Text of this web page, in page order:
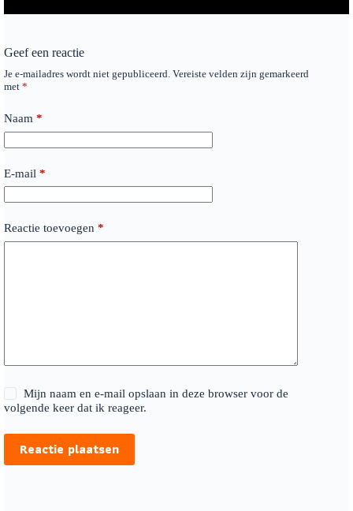
Geef een reactie
Je e-mailadres wordt niet gepubliceerd. Vereiste velden zijn gemarkeerd
met *
Naam *
E-mail *
Reactie toevoegen *
Mijn naam en e-mail opslaan in deze browser voor de
volgende keer dat ik reageer.
Reactie plaatsen